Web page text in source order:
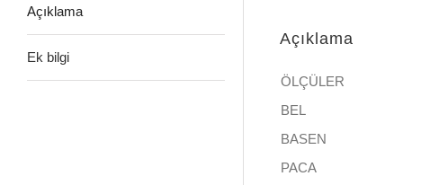
Açıklama
Ek bilgi
Açıklama
ÖLÇÜLER
BEL
BASEN
PACA